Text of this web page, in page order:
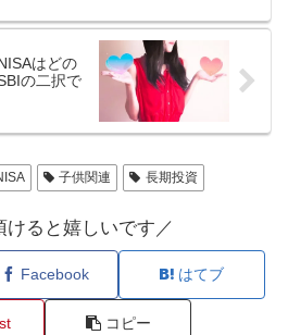
はどの
の二択で
子供関連 長期投資
けると嬉しいです／
Facebook はてブ
コピー